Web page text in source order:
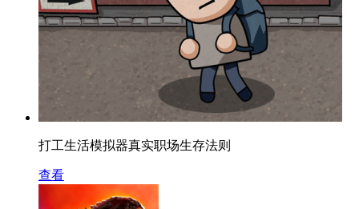
打工生活模拟器真实职场生存法则
查看